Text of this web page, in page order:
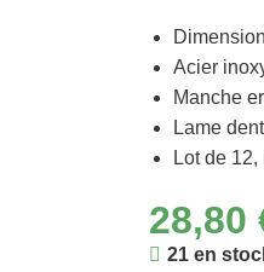
Acier
Manche
Lame
Lot de
28,80
21 en